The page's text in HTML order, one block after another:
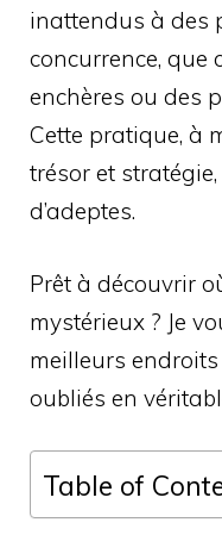
inattendus à des
concurrence, que
enchères ou des
Cette pratique, à
trésor et
d’adeptes.
Prêt à découvrir
mystérieux ? Je
meilleurs
oubliés en
Table of